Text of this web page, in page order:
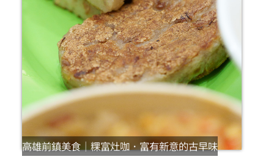
高雄前鎮美食｜粿富灶咖．富有新意的古早味